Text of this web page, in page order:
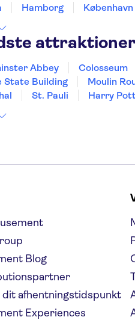
Hamborg København
Abbey Colosseum
State Building
Moulin
St. Pauli Harry
Blog
dit afhentningstidspunkt
Experiences